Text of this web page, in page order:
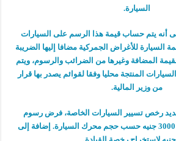
السيارة.
أنه يتم حساب قيمة هذا الرسم على السيارات
للأغراض الجمركية مضافا إليها الضريبة
المضافة وغيرها من الضرائب والرسوم، ويتم
المنتجة محليا وفقا لقوائم يصدر بها قرار
من وزير المالية.
رخص تسيير السيارات الخاصة، فرض رسوم
تتراوح ما بين 225 جنيهاً و 3000 جنيه حسب حجم محرك السيارة. إضافة إلى